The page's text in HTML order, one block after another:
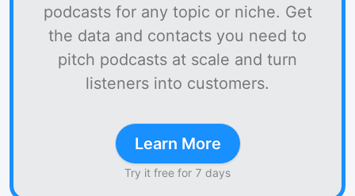
podcasts for any topic or niche. Get
the data and contacts you need to
pitch podcasts at scale and turn
listeners into customers.
Learn More
Try it free for 7 days